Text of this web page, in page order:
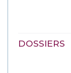
DOSSIERS